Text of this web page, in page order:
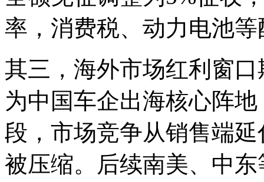
率，消费税、动力电池
其三，海外市场红利窗
为中国车企出海核心阵
段，市场竞争从销售端
被压缩。后续南美、中